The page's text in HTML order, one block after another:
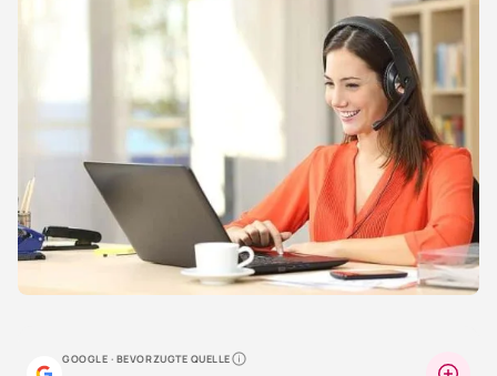
GOOGLE · BEVORZUGTE QUELLEWarum lohnt sich das?